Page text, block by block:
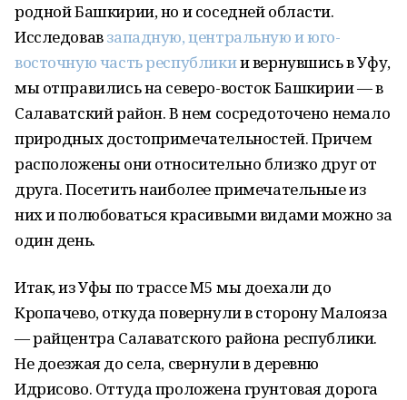
родной Башкирии, но и соседней области.
Исследовавзападную, центральную и юго-
восточную часть республикии вернувшись в Уфу,
мы отправились на северо-восток Башкирии — в
Салаватский район. В нем сосредоточено немало
природных достопримечательностей. Причем
расположены они относительно близко друг от
друга. Посетить наиболее примечательные из
них и полюбоваться красивыми видами можно за
один день.
Итак, из Уфы по трассе М5 мы доехали до
Кропачево, откуда повернули в сторону Малояза
— райцентра Салаватского района республики.
Не доезжая до села, свернули в деревню
Идрисово. Оттуда проложена грунтовая дорога